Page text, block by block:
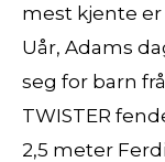
mest kjente
Uår, Adams
seg for barn
TWISTER
2,5 meter